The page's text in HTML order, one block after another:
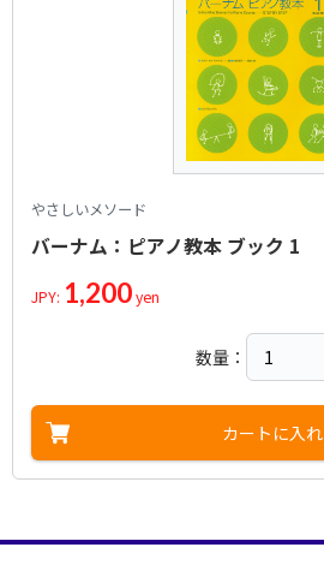
やさしいメソード
バーナム：ピアノ教本 ブック 1
JPY: 1,200yen
数量：
カートに入